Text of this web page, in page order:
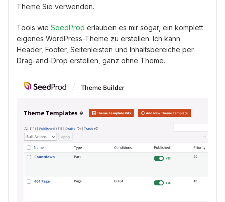
Theme Sie verwenden.
Tools wie SeedProd erlauben es mir sogar, ein komplett
eigenes WordPress-Theme zu erstellen. Ich kann
Header, Footer, Seitenleisten und Inhaltsbereiche per
Drag-and-Drop erstellen, ganz ohne Theme.